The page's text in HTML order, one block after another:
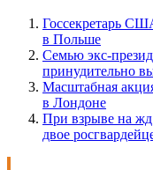
Госсекретарь
в Польше
Семью экс-
принудительно
Масштабная
в Лондоне
При взрыве на жд
двое